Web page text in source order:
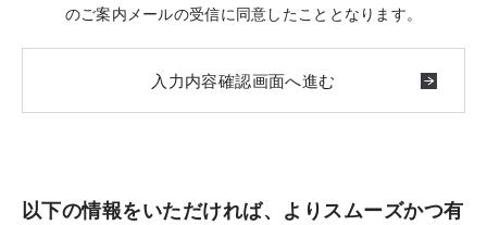
のご案内メールの受信に同意したこととなります。
以下の情報をいただければ、よりスムーズかつ有